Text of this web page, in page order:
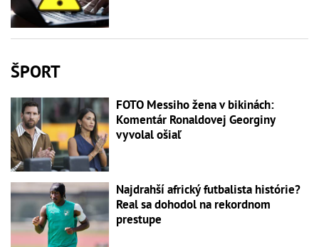
ŠPORT
FOTO Messiho žena v bikinách:
Komentár Ronaldovej Georginy
vyvolal ošiaľ
Najdrahší africký futbalista histórie?
Real sa dohodol na rekordnom
prestupe